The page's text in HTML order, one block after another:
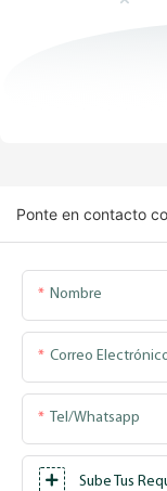
Ponte en contacto
Nombre
Correo
Tel/whatsapp
Sube Tus